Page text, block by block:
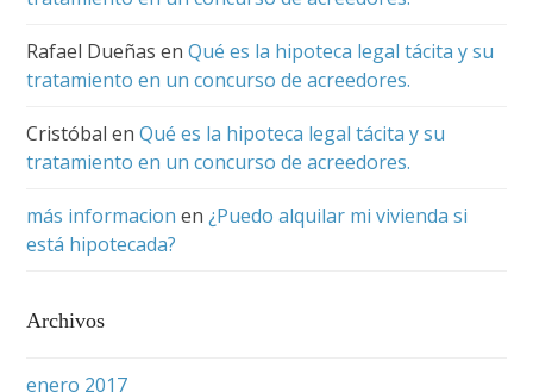
Rafael Dueñas enQué es la hipoteca legal tácita y su
tratamiento en un concurso de acreedores.
Cristóbal enQué es la hipoteca legal tácita y su
tratamiento en un concurso de acreedores.
más informacion en¿Puedo alquilar mi vivienda si
está hipotecada?
Archivos
enero 2017